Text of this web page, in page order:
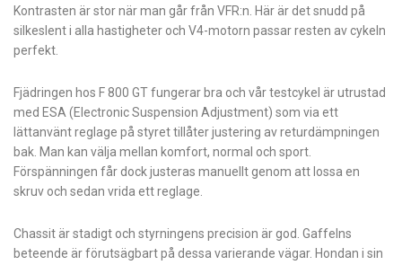
Kontrasten är stor när man går från VFR:n. Här är det snudd på
silkeslent i alla hastigheter och V4-motorn passar resten av cykeln
perfekt.
Fjädringen hos F 800 GT fungerar bra och vår testcykel är utrustad
med ESA (Electronic Suspension Adjustment) som via ett
lättanvänt reglage på styret tillåter justering av returdämpningen
bak. Man kan välja mellan komfort, normal och sport.
Förspänningen får dock justeras manuellt genom att lossa en
skruv och sedan vrida ett reglage.
Chassit är stadigt och styrningens precision är god. Gaffelns
beteende är förutsägbart på dessa varierande vägar. Hondan i sin